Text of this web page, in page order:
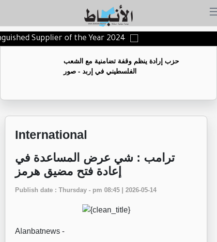
Supplier of the Year 2024
حزب إرادة ينظم وقفة تضامنية مع الشعب
الفلسطيني في إربد - صور
International
‏ترامب : شي عرض المساعدة في
إعادة فتح مضيق هرمز
Publish date : Thursday - pm 08:45 | 2026-05-14
Alanbatnews -